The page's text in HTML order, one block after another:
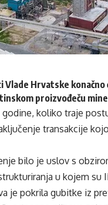
Vlade Hrvatske
proizvođeču
koliko traje
transakcije
bilo je uslov s
u kojem su
je pokrila gubitke iz